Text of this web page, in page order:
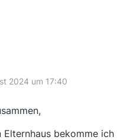
2024 um 17:40
Elternhaus bekomme